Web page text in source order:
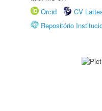
Orcid
CV
Repositório